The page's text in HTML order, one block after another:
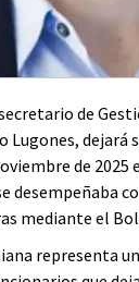
de
Lugones,
de 2025
desempeñaba
mediante el
representa